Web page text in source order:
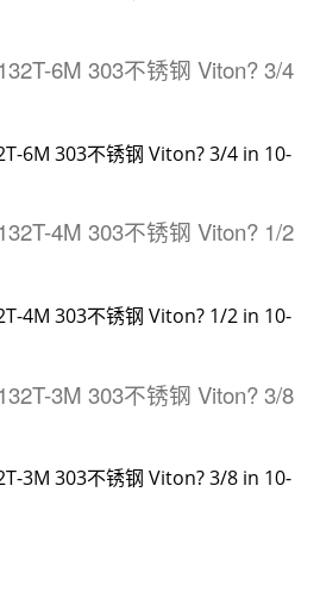
6M 303不锈钢 Viton? 3/4
6M 303不锈钢 Viton? 3/4 in 10-
4M 303不锈钢 Viton? 1/2
4M 303不锈钢 Viton? 1/2 in 10-
3M 303不锈钢 Viton? 3/8
3M 303不锈钢 Viton? 3/8 in 10-